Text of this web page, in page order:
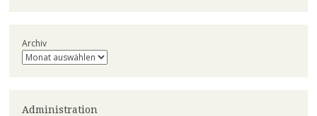
Archiv
Administration